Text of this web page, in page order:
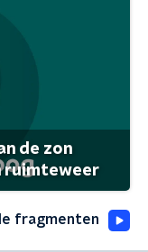
de zon
ruimteweer
fragmenten